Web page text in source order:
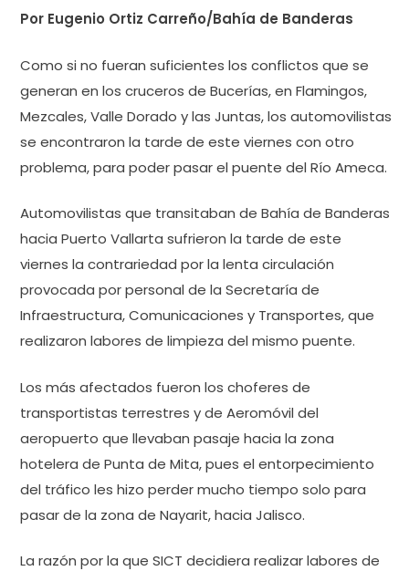
Por Eugenio Ortiz Carreño/Bahía de Banderas
Como si no fueran suficientes los conflictos que se
generan en los cruceros de Bucerías, en Flamingos,
Mezcales, Valle Dorado y las Juntas, los automovilistas
se encontraron la tarde de este viernes con otro
problema, para poder pasar el puente del Río Ameca.
Automovilistas que transitaban de Bahía de Banderas
hacia Puerto Vallarta sufrieron la tarde de este
viernes la contrariedad por la lenta circulación
provocada por personal de la Secretaría de
Infraestructura, Comunicaciones y Transportes, que
realizaron labores de limpieza del mismo puente.
Los más afectados fueron los choferes de
transportistas terrestres y de Aeromóvil del
aeropuerto que llevaban pasaje hacia la zona
hotelera de Punta de Mita, pues el entorpecimiento
del tráfico les hizo perder mucho tiempo solo para
pasar de la zona de Nayarit, hacia Jalisco.
La razón por la que SICT decidiera realizar labores de